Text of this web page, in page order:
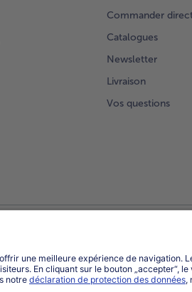
Commander
Catalogues
Newsletter
Livraison
Vos questions